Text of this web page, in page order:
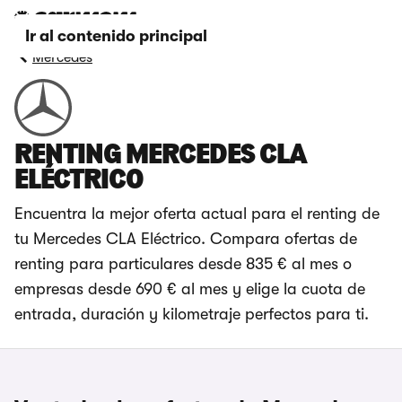
Ir al contenido principal
Mercedes
RENTING MERCEDES CLA
ELÉCTRICO
Encuentra la mejor oferta actual para el renting de
tu Mercedes CLA Eléctrico. Compara ofertas de
renting para particulares desde 835 € al mes o
empresas desde 690 € al mes y elige la cuota de
entrada, duración y kilometraje perfectos para ti.